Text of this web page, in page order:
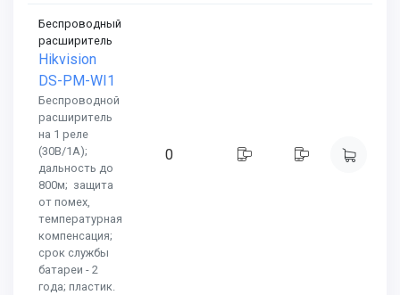
Беспроводный
расширитель
Hikvision
DS-PM-WI1
Беспроводной
расширитель
на 1 реле
(30В/1А);
дальность до
800м; защита
от помех,
температурная
компенсация;
срок службы
батареи - 2
года; пластик.
0